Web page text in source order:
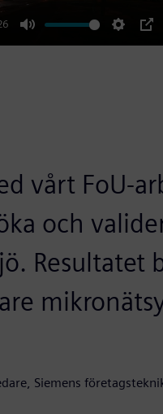
Mute PIP
vårt FoU-
och
Resultatet
Siemens